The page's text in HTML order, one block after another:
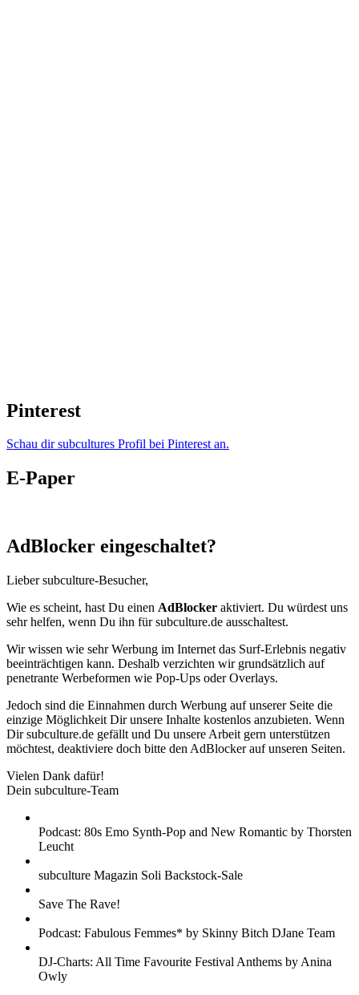
Pinterest
Schau dir subcultures Profil bei Pinterest an.
E-Paper
AdBlocker eingeschaltet?
Lieber subculture-Besucher,
Wie es scheint, hast Du einen AdBlocker aktiviert. Du würdest uns
sehr helfen, wenn Du ihn für subculture.de ausschaltest.
Wir wissen wie sehr Werbung im Internet das Surf-Erlebnis negativ
beeinträchtigen kann. Deshalb verzichten wir grundsätzlich auf
penetrante Werbeformen wie Pop-Ups oder Overlays.
Jedoch sind die Einnahmen durch Werbung auf unserer Seite die
einzige Möglichkeit Dir unsere Inhalte kostenlos anzubieten. Wenn
Dir subculture.de gefällt und Du unsere Arbeit gern unterstützen
möchtest, deaktiviere doch bitte den AdBlocker auf unseren Seiten.
Vielen Dank dafür!
Dein subculture-Team
Podcast: 80s Emo Synth-Pop and New Romantic by Thorsten
Leucht
subculture Magazin Soli Backstock-Sale
Save The Rave!
Podcast: Fabulous Femmes* by Skinny Bitch DJane Team
DJ-Charts: All Time Favourite Festival Anthems by Anina
Owly